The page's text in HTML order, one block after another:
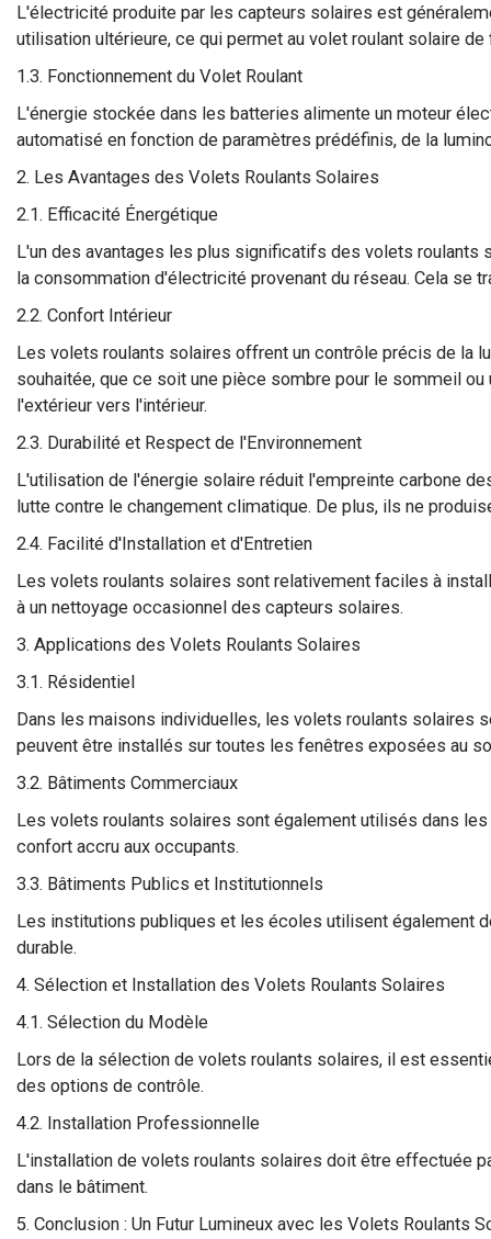
L'électricité produite par les capteurs solaires est
utilisation ultérieure, ce qui permet au volet roulant solaire
1.3. Fonctionnement du Volet Roulant
L'énergie stockée dans les batteries alimente un moteur
automatisé en fonction de paramètres prédéfinis, de la
2. Les Avantages des Volets Roulants Solaires
2.1. Efficacité Énergétique
L'un des avantages les plus significatifs des volets roulants
la consommation d'électricité provenant du réseau. Cela se
2.2. Confort Intérieur
Les volets roulants solaires offrent un contrôle précis de la
souhaitée, que ce soit une pièce sombre pour le sommeil
l'extérieur vers l'intérieur.
2.3. Durabilité et Respect de l'Environnement
L'utilisation de l'énergie solaire réduit l'empreinte carbone
lutte contre le changement climatique. De plus, ils ne
2.4. Facilité d'Installation et d'Entretien
Les volets roulants solaires sont relativement faciles à
à un nettoyage occasionnel des capteurs solaires.
3. Applications des Volets Roulants Solaires
3.1. Résidentiel
Dans les maisons individuelles, les volets roulants solaires
peuvent être installés sur toutes les fenêtres exposées au
3.2. Bâtiments Commerciaux
Les volets roulants solaires sont également utilisés dans
confort accru aux occupants.
3.3. Bâtiments Publics et Institutionnels
Les institutions publiques et les écoles utilisent également
durable.
4. Sélection et Installation des Volets Roulants Solaires
4.1. Sélection du Modèle
Lors de la sélection de volets roulants solaires, il est
des options de contrôle.
4.2. Installation Professionnelle
L'installation de volets roulants solaires doit être effectuée
dans le bâtiment.
5. Conclusion : Un Futur Lumineux avec les Volets Roulants